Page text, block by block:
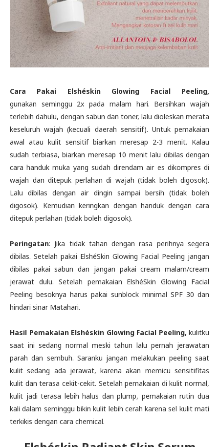
Cara Pakai Elshéskin Glowing Facial Peeling,
gunakan seminggu 2x pada malam hari. Bersihkan wajah
terlebih dahulu, dengan sabun dan toner, lalu dioleskan merata
keseluruh wajah (kecuali daerah sensitif). Untuk pemakaian
awal atau kulit sensitif biarkan meresap 2-3 menit. Kalau
sudah terbiasa, biarkan meresap 10 menit lalu dibilas dengan
cara handuk muka yang sudah direndam air es dikompres di
wajah dan ditepuk perlahan di wajah (tidak boleh digosok).
Lalu dibilas dengan air dingin sampai bersih (tidak boleh
digosok). Kemudian keringkan dengan handuk dengan cara
ditepuk perlahan (tidak boleh digosok).
Peringatan: Jika tidak tahan dengan rasa perihnya segera
dibilas. Setelah pakai ElshéSkin Glowing Facial Peeling jangan
dibilas pakai sabun dan jangan pakai cream malam/cream
jerawat dulu. Setelah pemakaian ElshéSkin Glowing Facial
Peeling besoknya harus pakai sunblock minimal SPF 30 dan
hindari sinar Matahari.
Hasil Pemakaian Elshéskin Glowing Facial Peeling, kulitku
saat ini sedang normal meski tahun lalu pernah jerawatan
parah dan sembuh. Saranku jangan melakukan peeling saat
kulit sedang ada jerawat, karena akan memicu sensitifitas
kulit dan terasa cekit-cekit. Setelah pemakaian di kulit normal,
kulit jadi terasa lebih halus dan plump, pemakaian rutin dua
kali dalam seminggu bikin kulit lebih cerah karena sel kulit mati
terkikis dengan cara chemical.